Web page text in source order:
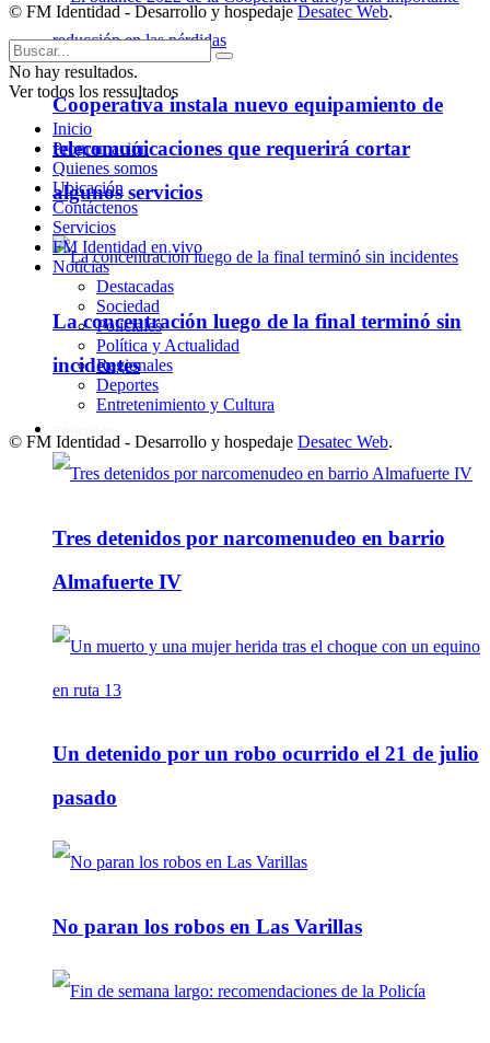
Cooperativa instala nuevo equipamiento de
telecomunicaciones que requerirá cortar
algunos servicios
La concentración luego de la final terminó sin
incidentes
Tres detenidos por narcomenudeo en barrio
Almafuerte IV
Un detenido por un robo ocurrido el 21 de julio
pasado
No paran los robos en Las Varillas
© FM Identidad - Desarrollo y hospedaje Desatec Web.
No hay resultados.
Ver todos los ressultados
Inicio
Programación
Quienes somos
Ubicación
Contáctenos
Servicios
FM Identidad en vivo
Noticias
Destacadas
Sociedad
Policiales
Política y Actualidad
Regionales
Deportes
Entretenimiento y Cultura
© FM Identidad - Desarrollo y hospedaje Desatec Web.